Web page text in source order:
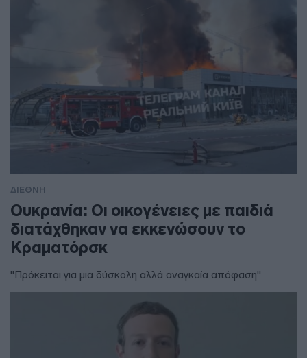
ΔΙΕΘΝΗ
Ουκρανία: Οι οικογένειες με παιδιά
διατάχθηκαν να εκκενώσουν το
Κραματόρσκ
"Πρόκειται για μια δύσκολη αλλά αναγκαία απόφαση"